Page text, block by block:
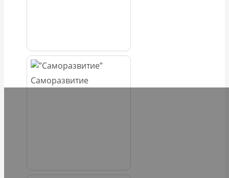
Саморазвитие